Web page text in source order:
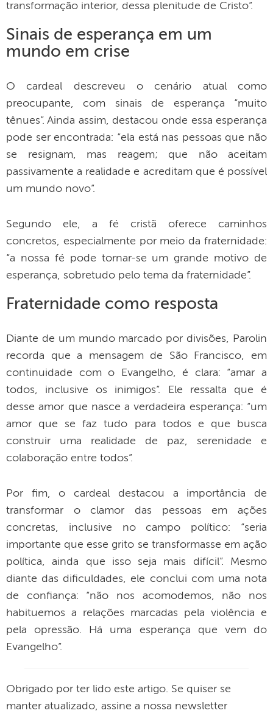
transformação interior, dessa plenitude de Cristo”.
Sinais de esperança em um
mundo em crise
O cardeal descreveu o cenário atual como
preocupante, com sinais de esperança “muito
tênues”. Ainda assim, destacou onde essa esperança
pode ser encontrada: “ela está nas pessoas que não
se resignam, mas reagem; que não aceitam
passivamente a realidade e acreditam que é possível
um mundo novo”.
Segundo ele, a fé cristã oferece caminhos
concretos, especialmente por meio da fraternidade:
“a nossa fé pode tornar-se um grande motivo de
esperança, sobretudo pelo tema da fraternidade”.
Fraternidade como resposta
Diante de um mundo marcado por divisões, Parolin
recorda que a mensagem de São Francisco, em
continuidade com o Evangelho, é clara: “amar a
todos, inclusive os inimigos”. Ele ressalta que é
desse amor que nasce a verdadeira esperança: “um
amor que se faz tudo para todos e que busca
construir uma realidade de paz, serenidade e
colaboração entre todos”.
Por fim, o cardeal destacou a importância de
transformar o clamor das pessoas em ações
concretas, inclusive no campo político: “seria
importante que esse grito se transformasse em ação
política, ainda que isso seja mais difícil”. Mesmo
diante das dificuldades, ele conclui com uma nota
de confiança: “não nos acomodemos, não nos
habituemos a relações marcadas pela violência e
pela opressão. Há uma esperança que vem do
Evangelho”.
Obrigado por ter lido este artigo. Se quiser se
manter atualizado, assine a nossa newsletter